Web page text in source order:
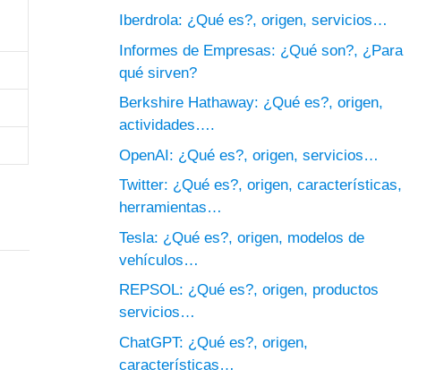
Iberdrola: ¿Qué es?, origen, servicios…
Informes de Empresas: ¿Qué son?, ¿Para
qué sirven?
Berkshire Hathaway: ¿Qué es?, origen,
actividades….
OpenAI: ¿Qué es?, origen, servicios…
Twitter: ¿Qué es?, origen, características,
herramientas…
Tesla: ¿Qué es?, origen, modelos de
vehículos…
REPSOL: ¿Qué es?, origen, productos
servicios…
ChatGPT: ¿Qué es?, origen,
características…